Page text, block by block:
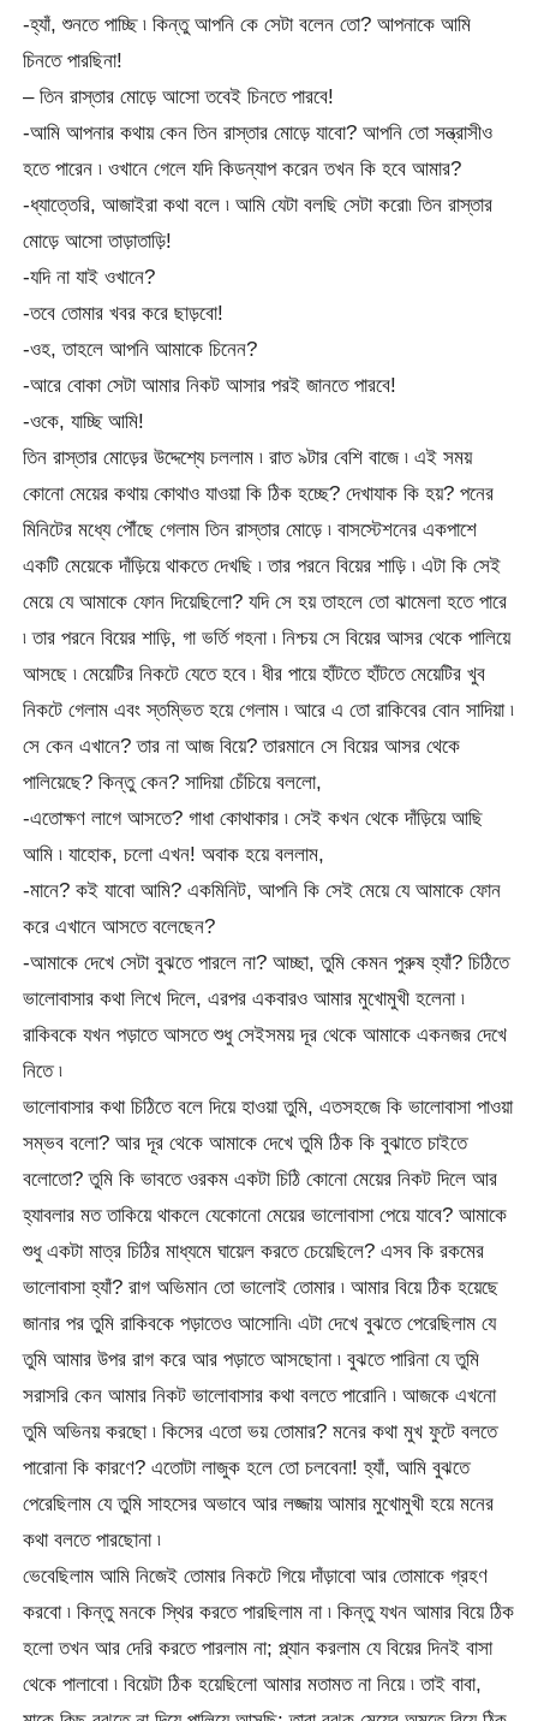
-হ্যাঁ, শুনতে পাচ্ছি ৷ কিন্তু আপনি কে সেটা বলেন তো? আপনাকে আমি
চিনতে পারছিনা!
– তিন রাস্তার মোড়ে আসো তবেই চিনতে পারবে!
-আমি আপনার কথায় কেন তিন রাস্তার মোড়ে যাবো? আপনি তো সন্ত্রাসীও
হতে পারেন ৷ ওখানে গেলে যদি কিডন্যাপ করেন তখন কি হবে আমার?
-ধ্যাত্তেরি, আজাইরা কথা বলে ৷ আমি যেটা বলছি সেটা করো৷ তিন রাস্তার
মোড়ে আসো তাড়াতাড়ি!
-যদি না যাই ওখানে?
-তবে তোমার খবর করে ছাড়বো!
-ওহ, তাহলে আপনি আমাকে চিনেন?
-আরে বোকা সেটা আমার নিকট আসার পরই জানতে পারবে!
-ওকে, যাচ্ছি আমি!
তিন রাস্তার মোড়ের উদ্দেশ্যে চললাম ৷ রাত ৯টার বেশি বাজে ৷ এই সময়
কোনো মেয়ের কথায় কোথাও যাওয়া কি ঠিক হচ্ছে? দেখাযাক কি হয়? পনের
মিনিটের মধ্যে পৌঁছে গেলাম তিন রাস্তার মোড়ে ৷ বাসস্টেশনের একপাশে
একটি মেয়েকে দাঁড়িয়ে থাকতে দেখছি ৷ তার পরনে বিয়ের শাড়ি ৷ এটা কি সেই
মেয়ে যে আমাকে ফোন দিয়েছিলো? যদি সে হয় তাহলে তো ঝামেলা হতে পারে
৷ তার পরনে বিয়ের শাড়ি, গা ভর্তি গহনা ৷ নিশ্চয় সে বিয়ের আসর থেকে পালিয়ে
আসছে ৷ মেয়েটির নিকটে যেতে হবে ৷ ধীর পায়ে হাঁটতে হাঁটতে মেয়েটির খুব
নিকটে গেলাম এবং স্তম্ভিত হয়ে গেলাম ৷ আরে এ তো রাকিবের বোন সাদিয়া ৷
সে কেন এখানে? তার না আজ বিয়ে? তারমানে সে বিয়ের আসর থেকে
পালিয়েছে? কিন্তু কেন? সাদিয়া চেঁচিয়ে বললো,
-এতোক্ষণ লাগে আসতে? গাধা কোথাকার ৷ সেই কখন থেকে দাঁড়িয়ে আছি
আমি ৷ যাহোক, চলো এখন! অবাক হয়ে বললাম,
-মানে? কই যাবো আমি? একমিনিট, আপনি কি সেই মেয়ে যে আমাকে ফোন
করে এখানে আসতে বলেছেন?
-আমাকে দেখে সেটা বুঝতে পারলে না? আচ্ছা, তুমি কেমন পুরুষ হ্যাঁ? চিঠিতে
ভালোবাসার কথা লিখে দিলে, এরপর একবারও আমার মুখোমুখী হলেনা ৷
রাকিবকে যখন পড়াতে আসতে শুধু সেইসময় দূর থেকে আমাকে একনজর দেখে
নিতে ৷
ভালোবাসার কথা চিঠিতে বলে দিয়ে হাওয়া তুমি, এতসহজে কি ভালোবাসা পাওয়া
সম্ভব বলো? আর দূর থেকে আমাকে দেখে তুমি ঠিক কি বুঝাতে চাইতে
বলোতো? তুমি কি ভাবতে ওরকম একটা চিঠি কোনো মেয়ের নিকট দিলে আর
হ্যাবলার মত তাকিয়ে থাকলে যেকোনো মেয়ের ভালোবাসা পেয়ে যাবে? আমাকে
শুধু একটা মাত্র চিঠির মাধ্যমে ঘায়েল করতে চেয়েছিলে? এসব কি রকমের
ভালোবাসা হ্যাঁ? রাগ অভিমান তো ভালোই তোমার ৷ আমার বিয়ে ঠিক হয়েছে
জানার পর তুমি রাকিবকে পড়াতেও আসোনি৷ এটা দেখে বুঝতে পেরেছিলাম যে
তুমি আমার উপর রাগ করে আর পড়াতে আসছোনা ৷ বুঝতে পারিনা যে তুমি
সরাসরি কেন আমার নিকট ভালোবাসার কথা বলতে পারোনি ৷ আজকে এখনো
তুমি অভিনয় করছো ৷ কিসের এতো ভয় তোমার? মনের কথা মুখ ফুটে বলতে
পারোনা কি কারণে? এতোটা লাজুক হলে তো চলবেনা! হ্যাঁ, আমি বুঝতে
পেরেছিলাম যে তুমি সাহসের অভাবে আর লজ্জায় আমার মুখোমুখী হয়ে মনের
কথা বলতে পারছোনা ৷
ভেবেছিলাম আমি নিজেই তোমার নিকটে গিয়ে দাঁড়াবো আর তোমাকে গ্রহণ
করবো ৷ কিন্তু মনকে স্থির করতে পারছিলাম না ৷ কিন্তু যখন আমার বিয়ে ঠিক
হলো তখন আর দেরি করতে পারলাম না; প্ল্যান করলাম যে বিয়ের দিনই বাসা
থেকে পালাবো ৷ বিয়েটা ঠিক হয়েছিলো আমার মতামত না নিয়ে ৷ তাই বাবা,